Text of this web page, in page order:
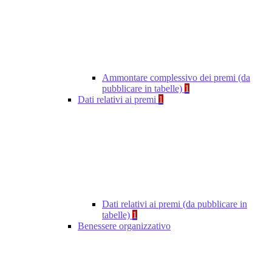
Ammontare complessivo dei premi (da
pubblicare in tabelle) 1
Dati relativi ai premi 1
Dati relativi ai premi (da pubblicare in
tabelle) 1
Benessere organizzativo